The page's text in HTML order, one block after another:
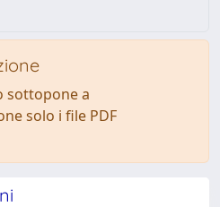
sottopone a
solo i file PDF